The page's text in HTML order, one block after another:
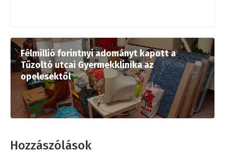
Félmillió forintnyi adományt kapott a
Tűzoltó utcai Gyermekklinika az
opelesektől
Hozzászólások